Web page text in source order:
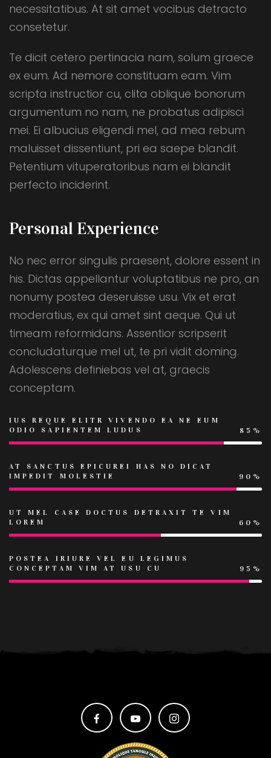
necessitatibus. At sit amet vocibus detracto
consetetur.
Te dicit cetero pertinacia nam, solum graece
ex eum. Ad nemore constituam eam. Vim
scripta instructior cu, clita oblique bonorum
argumentum no nam, ne probatus adipisci
mei. Ei albucius eligendi mel, ad mea rebum
maluisset dissentiunt, pri ea saepe blandit.
Petentium vituperatoribus nam ei blandit
perfecto inciderint.
Personal Experience
No nec error singulis praesent, dolore essent in
his. Dictas appellantur voluptatibus ne pro, an
nonumy postea deseruisse usu. Vix et erat
moderatius, ex qui amet sint aeque. Qui ut
timeam reformidans. Assentior scripserit
concludaturque mel ut, te pri vidit doming.
Adolescens definiebas vel at, graecis
conceptam.
IUS REQUE ELITR VIVENDO EA NE EUM
ODIO SAPIENTEM LUDUS
85%
AT SANCTUS EPICUREI HAS NO DICAT
IMPEDIT MOLESTIE
90%
UT MEL CASE DOCTUS DETRAXIT TE VIM
LOREM
60%
POSTEA IRIURE VEL EU LEGIMUS
CONCEPTAM VIM AT USU CU
95%